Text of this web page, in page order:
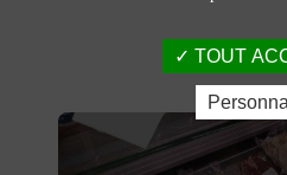
TOUT